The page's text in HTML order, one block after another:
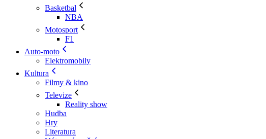
Basketbal
NBA
Motosport
F1
Auto-moto
Elektromobily
Kultura
Filmy & kino
Televize
Reality show
Hudba
Hry
Literatura